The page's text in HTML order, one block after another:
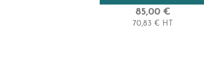
Très Haute
Longueur
85,00 €
70,83 € HT